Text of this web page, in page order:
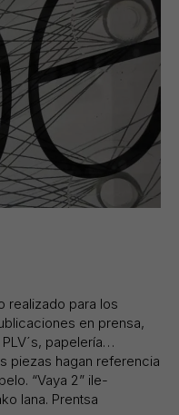
realizado para los
en prensa,
papelería…
piezas hagan referencia
“Vaya 2” ile-
lana. Prentsa